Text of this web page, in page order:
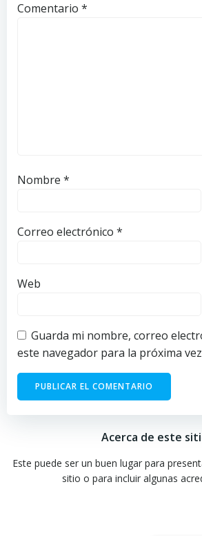
Comentario *
Nombre *
Correo electrónico *
Web
Guarda mi nombre, correo
este navegador para la próxima
Acerca de este
Este puede ser un buen lugar para
sitio o para incluir algunas